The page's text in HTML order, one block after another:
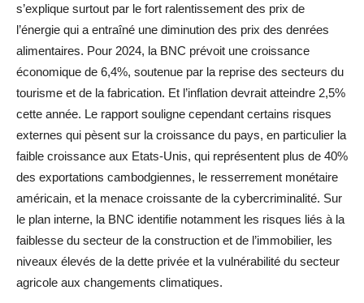
s’explique surtout par le fort ralentissement des prix de
l’énergie qui a entraîné une diminution des prix des denrées
alimentaires. Pour 2024, la BNC prévoit une croissance
économique de 6,4%, soutenue par la reprise des secteurs du
tourisme et de la fabrication. Et l’inflation devrait atteindre 2,5%
cette année. Le rapport souligne cependant certains risques
externes qui pèsent sur la croissance du pays, en particulier la
faible croissance aux Etats-Unis, qui représentent plus de 40%
des exportations cambodgiennes, le resserrement monétaire
américain, et la menace croissante de la cybercriminalité. Sur
le plan interne, la BNC identifie notamment les risques liés à la
faiblesse du secteur de la construction et de l’immobilier, les
niveaux élevés de la dette privée et la vulnérabilité du secteur
agricole aux changements climatiques.